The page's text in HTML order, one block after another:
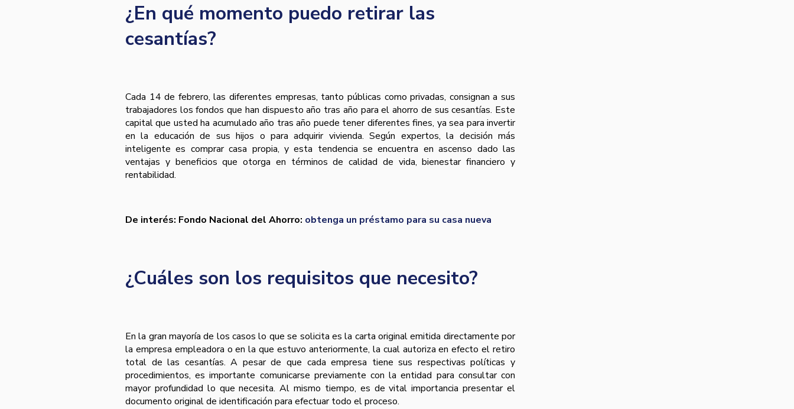
¿En qué momento puedo retirar las
cesantías?
Cada 14 de febrero, las diferentes empresas, tanto públicas como privadas, consignan a sus
trabajadores los fondos que han dispuesto año tras año para el ahorro de sus cesantías. Este
capital que usted ha acumulado año tras año puede tener diferentes fines, ya sea para invertir
en la educación de sus hijos o para adquirir vivienda. Según expertos, la decisión más
inteligente es comprar casa propia, y esta tendencia se encuentra en ascenso dado las
ventajas y beneficios que otorga en términos de calidad de vida, bienestar financiero y
rentabilidad.
De interés: Fondo Nacional del Ahorro: obtenga un préstamo para su casa nueva
¿Cuáles son los requisitos que necesito?
En la gran mayoría de los casos lo que se solicita es la carta original emitida directamente por
la empresa empleadora o en la que estuvo anteriormente, la cual autoriza en efecto el retiro
total de las cesantías. A pesar de que cada empresa tiene sus respectivas políticas y
procedimientos, es importante comunicarse previamente con la entidad para consultar con
mayor profundidad lo que necesita. Al mismo tiempo, es de vital importancia presentar el
documento original de identificación para efectuar todo el proceso.